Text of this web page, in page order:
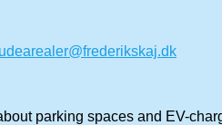
udearealer@frederikskaj.dk
parking spaces and EV-